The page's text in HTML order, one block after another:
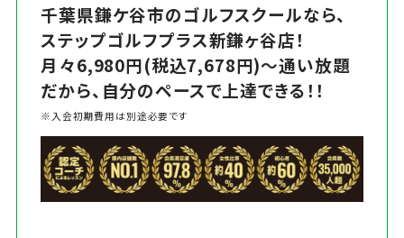
千葉県鎌ケ谷市のゴルフスクールなら、
ステップゴルフプラス新鎌ヶ谷店！
月々6,980円(税込7,678円)～通い放題
だから、自分のペースで上達できる！！
※入会初期費用は別途必要です